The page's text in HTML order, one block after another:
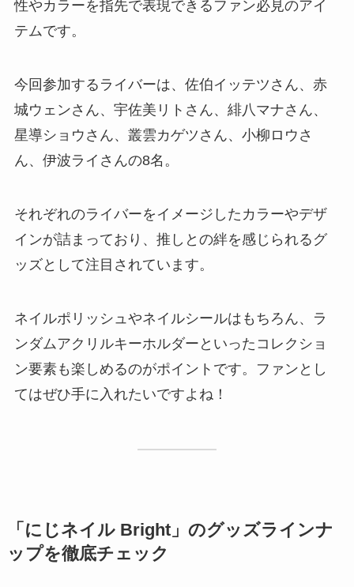
性やカラーを指先で表現できるファン必見のアイ
テムです。
今回参加するライバーは、佐伯イッテツさん、赤
城ウェンさん、宇佐美リトさん、緋八マナさん、
星導ショウさん、叢雲カゲツさん、小柳ロウさ
ん、伊波ライさんの8名。
それぞれのライバーをイメージしたカラーやデザ
インが詰まっており、推しとの絆を感じられるグ
ッズとして注目されています。
ネイルポリッシュやネイルシールはもちろん、ラ
ンダムアクリルキーホルダーといったコレクショ
ン要素も楽しめるのがポイントです。ファンとし
てはぜひ手に入れたいですよね！
「にじネイル Bright」のグッズラインナ
ップを徹底チェック